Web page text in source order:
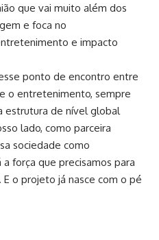
que vai muito além dos
e foca no
e impacto
ponto de encontro entre
o entretenimento, sempre
estrutura de nível global
lado, como parceira
sociedade como
força que precisamos para
o projeto já nasce com o pé